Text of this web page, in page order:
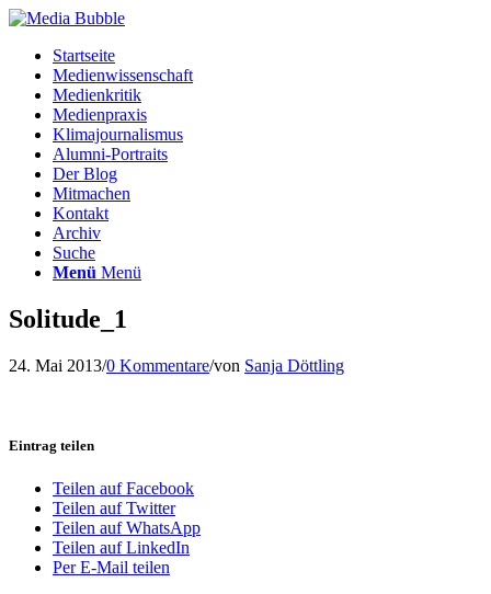
Startseite
Medienwissenschaft
Medienkritik
Medienpraxis
Klimajournalismus
Alumni-Portraits
Der Blog
Mitmachen
Kontakt
Archiv
Suche
Menü Menü
Solitude_1
24. Mai 2013/0 Kommentare/von Sanja Döttling
Eintrag teilen
Teilen auf Facebook
Teilen auf Twitter
Teilen auf WhatsApp
Teilen auf LinkedIn
Per E-Mail teilen